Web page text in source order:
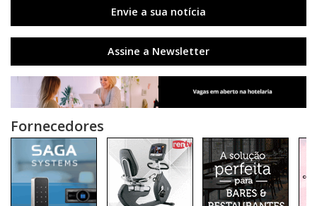
Envie a sua notícia
Assine a Newsletter
Fornecedores